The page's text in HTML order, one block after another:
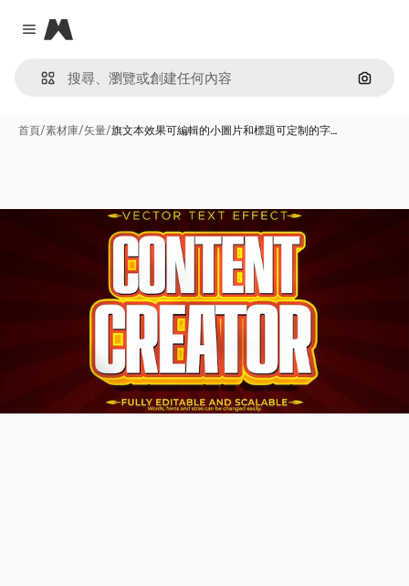
Close menu
Magnific
通過圖
首頁/素材庫/矢量/旗文本效果可編輯的小圖片和標題可定制的字…